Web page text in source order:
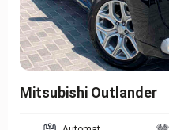
Mitsubishi Outlander